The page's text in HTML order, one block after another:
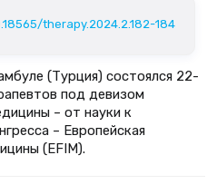
therapy.2024.2.182-184
(Турция) состоялся 22-
под девизом
– от науки к
– Европейская
(EFIM).